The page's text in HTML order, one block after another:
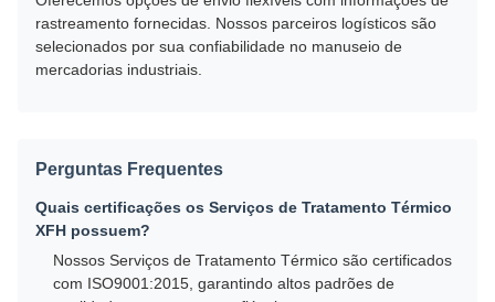
rastreamento fornecidas. Nossos parceiros logísticos são
selecionados por sua confiabilidade no manuseio de
mercadorias industriais.
Perguntas Frequentes
Quais certificações os Serviços de Tratamento Térmico
XFH possuem?
Nossos Serviços de Tratamento Térmico são certificados
com ISO9001:2015, garantindo altos padrões de